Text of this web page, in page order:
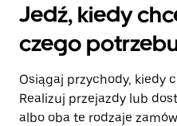
Jedź, kiedy
czego
Osiągaj przychody, kiedy
Realizuj przejazdy lub
albo oba te rodzaje